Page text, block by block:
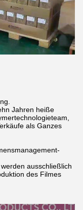
Jahren heiße
als Ganzes
ausschließlich
des Filmes